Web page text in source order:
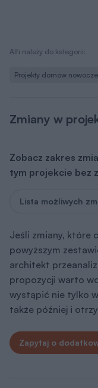
Alfi należy do kategorii:
Projekty domów
Zmiany w
Zobacz zakres
tym projekcie bez
Lista możliwych
Jeśli zmiany, które
powyższym
architekt
propozycji warto
wystąpić nie tylko
także później i
Zapytaj o